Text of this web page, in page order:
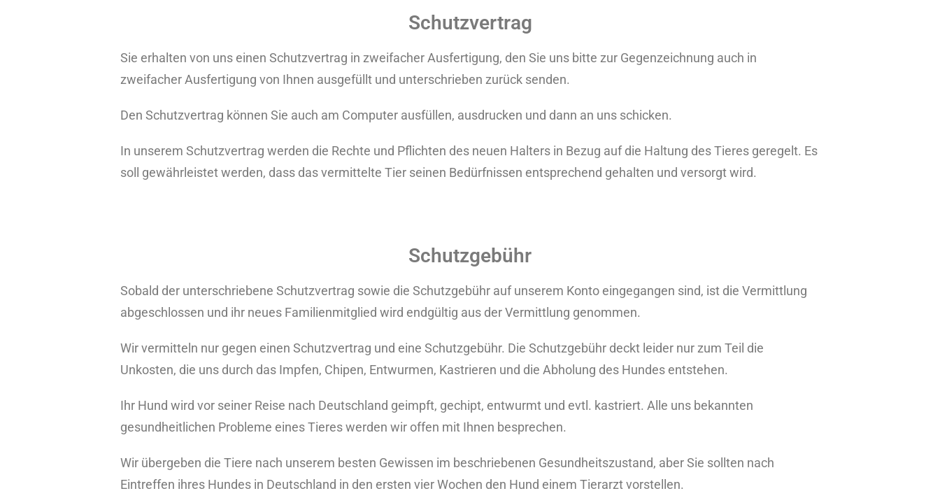
Schutzvertrag
Sie erhalten von uns einen Schutzvertrag in zweifacher Ausfertigung, den Sie uns bitte zur Gegenzeichnung auch in
zweifacher Ausfertigung von Ihnen ausgefüllt und unterschrieben zurück senden.
Den Schutzvertrag können Sie auch am Computer ausfüllen, ausdrucken und dann an uns schicken.
In unserem Schutzvertrag werden die Rechte und Pflichten des neuen Halters in Bezug auf die Haltung des Tieres geregelt. Es
soll gewährleistet werden, dass das vermittelte Tier seinen Bedürfnissen entsprechend gehalten und versorgt wird.
Schutzgebühr
Sobald der unterschriebene Schutzvertrag sowie die Schutzgebühr auf unserem Konto eingegangen sind, ist die Vermittlung
abgeschlossen und ihr neues Familienmitglied wird endgültig aus der Vermittlung genommen.
Wir vermitteln nur gegen einen Schutzvertrag und eine Schutzgebühr. Die Schutzgebühr deckt leider nur zum Teil die
Unkosten, die uns durch das Impfen, Chipen, Entwurmen, Kastrieren und die Abholung des Hundes entstehen.
Ihr Hund wird vor seiner Reise nach Deutschland geimpft, gechipt, entwurmt und evtl. kastriert. Alle uns bekannten
gesundheitlichen Probleme eines Tieres werden wir offen mit Ihnen besprechen.
Wir übergeben die Tiere nach unserem besten Gewissen im beschriebenen Gesundheitszustand, aber Sie sollten nach
Eintreffen ihres Hundes in Deutschland in den ersten vier Wochen den Hund einem Tierarzt vorstellen.